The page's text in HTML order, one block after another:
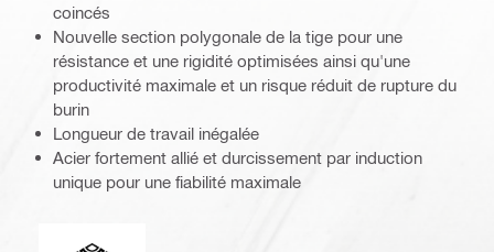
coincés
Nouvelle section polygonale de la tige pour une
résistance et une rigidité optimisées ainsi qu'une
productivité maximale et un risque réduit de rupture du
burin
Longueur de travail inégalée
Acier fortement allié et durcissement par induction
unique pour une fiabilité maximale
Extrémité de connexion